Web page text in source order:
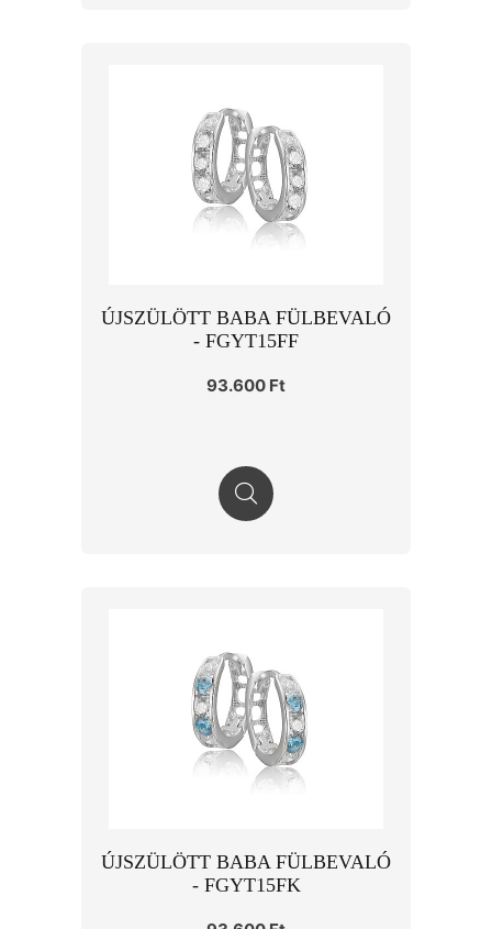
ÚJSZÜLÖTT BABA FÜLBEVALÓ
- FGYT15FF
93.600 Ft
ÚJSZÜLÖTT BABA FÜLBEVALÓ
- FGYT15FK